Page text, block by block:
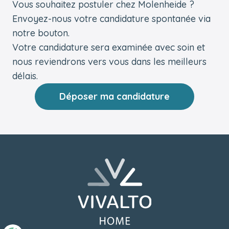
Vous souhaitez postuler chez Molenheide ?
Envoyez-nous votre candidature spontanée via
notre bouton.
Votre candidature sera examinée avec soin et
nous reviendrons vers vous dans les meilleurs
délais.
Déposer ma candidature
Retourner à l'accueil